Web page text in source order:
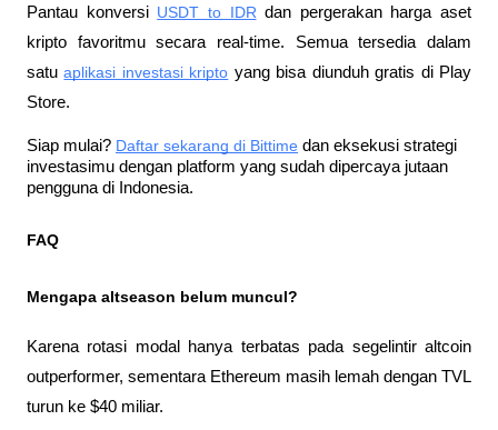
Pantau konversi USDT to IDR dan pergerakan harga aset
kripto favoritmu secara real-time. Semua tersedia dalam
satu aplikasi investasi kripto yang bisa diunduh gratis di Play
Store.
Siap mulai? Daftar sekarang di Bittime dan eksekusi strategi
investasimu dengan platform yang sudah dipercaya jutaan
pengguna di Indonesia.
FAQ
Mengapa altseason belum muncul?
Karena rotasi modal hanya terbatas pada segelintir altcoin
outperformer, sementara Ethereum masih lemah dengan TVL
turun ke $40 miliar.